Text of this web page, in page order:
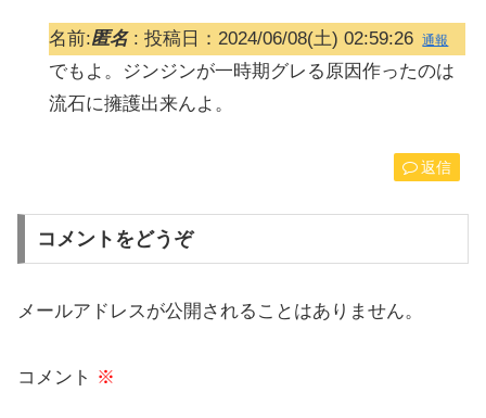
名前:匿名: 投稿日：2024/06/08(土) 02:59:26 通報
でもよ。ジンジンが一時期グレる原因作ったのは
流石に擁護出来んよ。
返信
コメントをどうぞ
メールアドレスが公開されることはありません。
コメント ※